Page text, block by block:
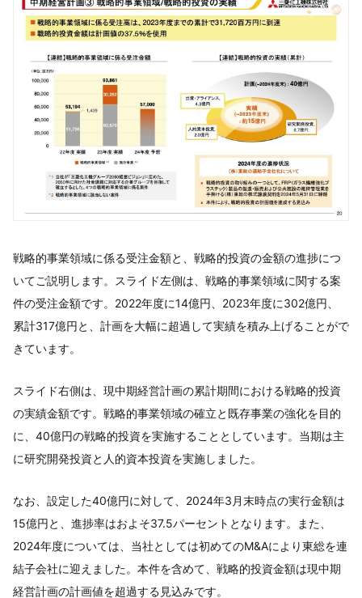
戦略的事業領域に係る受注金額と、戦略的投資の金額の進捗につ
いてご説明します。スライド左側は、戦略的事業領域に関する案
件の受注金額です。2022年度に14億円、2023年度に302億円、
累計317億円と、計画を大幅に超過して実績を積み上げることがで
きています。
スライド右側は、現中期経営計画の累計期間における戦略的投資
の実績金額です。戦略的事業領域の確立と既存事業の強化を目的
に、40億円の戦略的投資を実施することとしています。当期は主
に研究開発投資と人的資本投資を実施しました。
なお、設定した40億円に対して、2024年3月末時点の実行金額は
15億円と、進捗率はおよそ37.5パーセントとなります。また、
2024年度については、当社としては初めてのM&Aにより東総を連
結子会社に迎えました。本件を含めて、戦略的投資金額は現中期
経営計画の計画値を超過する見込みです。